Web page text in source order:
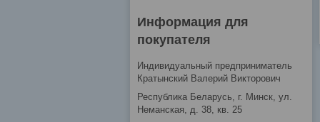
Информация для
покупателя
Индивидуальный предприниматель
Кратынский Валерий Викторович
Республика Беларусь, г. Минск, ул.
Неманская, д. 38, кв. 25